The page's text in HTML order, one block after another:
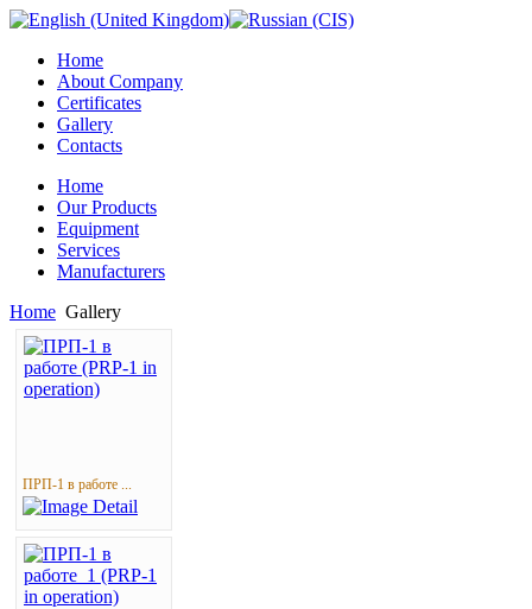
Home
About Company
Certificates
Gallery
Contacts
Home
Our Products
Equipment
Services
Manufacturers
Home Gallery
ПРП-1 в работе ...